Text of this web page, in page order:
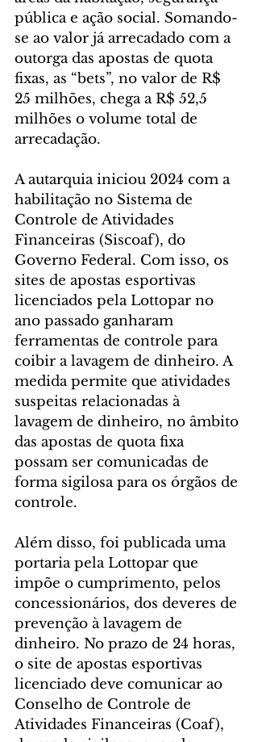
pública e ação social. Somando-
se ao valor já arrecadado com a
outorga das apostas de quota
fixas, as “bets”, no valor de R$
25 milhões, chega a R$ 52,5
milhões o volume total de
arrecadação.
A autarquia iniciou 2024 com a
habilitação no Sistema de
Controle de Atividades
Financeiras (Siscoaf), do
Governo Federal. Com isso, os
sites de apostas esportivas
licenciados pela Lottopar no
ano passado ganharam
ferramentas de controle para
coibir a lavagem de dinheiro. A
medida permite que atividades
suspeitas relacionadas à
lavagem de dinheiro, no âmbito
das apostas de quota fixa
possam ser comunicadas de
forma sigilosa para os órgãos de
controle.
Além disso, foi publicada uma
portaria pela Lottopar que
impõe o cumprimento, pelos
concessionários, dos deveres de
prevenção à lavagem de
dinheiro. No prazo de 24 horas,
o site de apostas esportivas
licenciado deve comunicar ao
Conselho de Controle de
Atividades Financeiras (Coaf),